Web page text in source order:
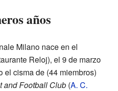
años
Milano nace en el
Reloj), el 9 de marzo
cisma de (44 miembros)
and Football Club (A. C.